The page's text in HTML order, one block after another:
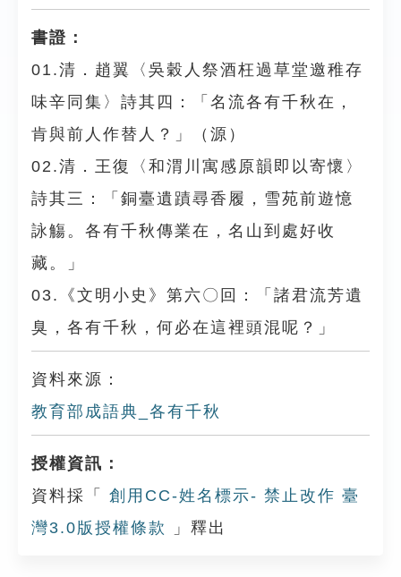
書證：
01.清．趙翼〈吳穀人祭酒枉過草堂邀稚存
味辛同集〉詩其四：「名流各有千秋在，
肯與前人作替人？」（源）
02.清．王復〈和渭川寓感原韻即以寄懷〉
詩其三：「銅臺遺蹟尋香履，雪苑前遊憶
詠觴。各有千秋傳業在，名山到處好收
藏。」
03.《文明小史》第六〇回：「諸君流芳遺
臭，各有千秋，何必在這裡頭混呢？」
資料來源：
教育部成語典_各有千秋
授權資訊：
資料採「
創用CC-姓名標示- 禁止改作 臺
灣3.0版授權條款
」釋出